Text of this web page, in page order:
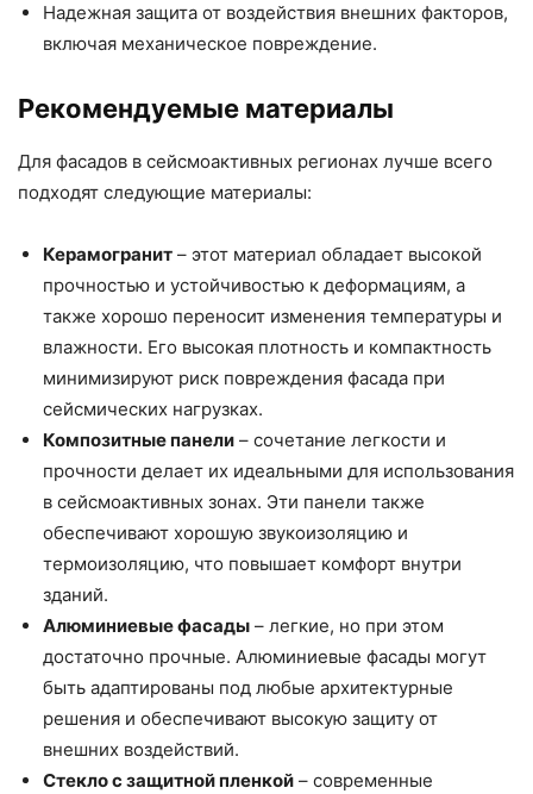
Надежная защита от воздействия внешних факторов,
включая механическое повреждение.
Рекомендуемые материалы
Для фасадов в сейсмоактивных регионах лучше всего
подходят следующие материалы:
Керамогранит – этот материал обладает высокой
прочностью и устойчивостью к деформациям, а
также хорошо переносит изменения температуры и
влажности. Его высокая плотность и компактность
минимизируют риск повреждения фасада при
сейсмических нагрузках.
Композитные панели – сочетание легкости и
прочности делает их идеальными для использования
в сейсмоактивных зонах. Эти панели также
обеспечивают хорошую звукоизоляцию и
термоизоляцию, что повышает комфорт внутри
зданий.
Алюминиевые фасады – легкие, но при этом
достаточно прочные. Алюминиевые фасады могут
быть адаптированы под любые архитектурные
решения и обеспечивают высокую защиту от
внешних воздействий.
Стекло с защитной пленкой – современные